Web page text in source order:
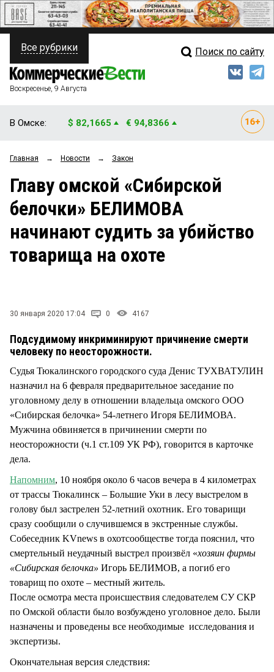
ПОЛИТИКА
ФИНАНСЫ
ОБЩЕСТВО
ЗАКОН
Свежий выпуск
Рейтинги
Блоги
Архив
Все рубрики Поиск по сайту
Воскресенье, 9 Августа
В Омске: $ 82,1665 € 94,8366
Главная → Новости → Закон
Главу омской «Сибирской
белочки» БЕЛИМОВА
начинают судить за убийство
товарища на охоте
30 января 2020 17:04 0 4167
Подсудимому инкриминируют причинение смерти
человеку по неосторожности.
Судья Тюкалинского городского суда Денис ТУХВАТУЛИН
назначил на 6 февраля предварительное заседание по
уголовному делу в отношении владельца омского ООО
«Сибирская белочка» 54-летнего Игоря БЕЛИМОВА.
Мужчина обвиняется в причинении смерти по
неосторожности (ч.1 ст.109 УК РФ), говорится в карточке
дела.
Напомним, 10 ноября около 6 часов вечера в 4 километрах
от трассы Тюкалинск – Большие Уки в лесу выстрелом в
голову был застрелен 52-летний охотник. Его товарищи
сразу сообщили о случившемся в экстренные службы.
Собеседник KVnews в охотсообществе тогда пояснил, что
смертельный неудачный выстрел произвёл «хозяин фирмы
«Сибирская белочка» Игорь БЕЛИМОВ, а погиб его
товарищ по охоте – местный житель.
После осмотра места происшествия следователем СУ СКР
по Омской области было возбуждено уголовное дело. Были
назначены и проведены все необходимые исследования и
экспертизы.
Окончательная версия следствия: